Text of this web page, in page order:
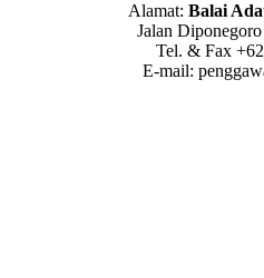
Alamat: Balai
Jalan
Tel. & Fax
E-mail: